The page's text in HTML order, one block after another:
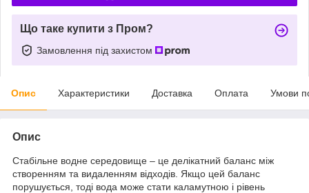
Що таке купити з Пром?
Замовлення під захистом
Опис Характеристики Доставка Оплата Умови
Опис
Стабільне водне середовище – це делікатний баланс між
створенням та видаленням відходів. Якщо цей баланс
порушується, тоді вода може стати каламутною і рівень